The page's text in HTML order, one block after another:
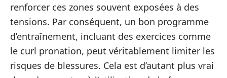
renforcer ces zones souvent exposées à des
tensions. Par conséquent, un bon programme
d’entraînement, incluant des exercices comme
le curl pronation, peut véritablement limiter les
risques de blessures. Cela est d’autant plus vrai